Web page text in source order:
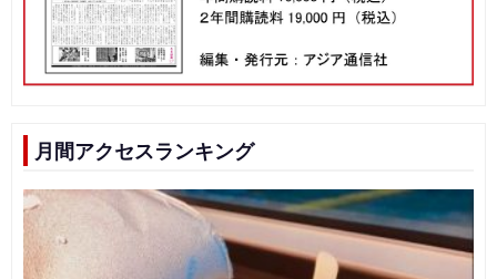
月間アクセスランキング